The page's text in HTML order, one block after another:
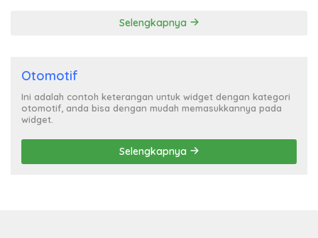
Selengkapnya
Otomotif
Ini adalah contoh keterangan untuk widget dengan kategori
otomotif, anda bisa dengan mudah memasukkannya pada
widget.
Selengkapnya